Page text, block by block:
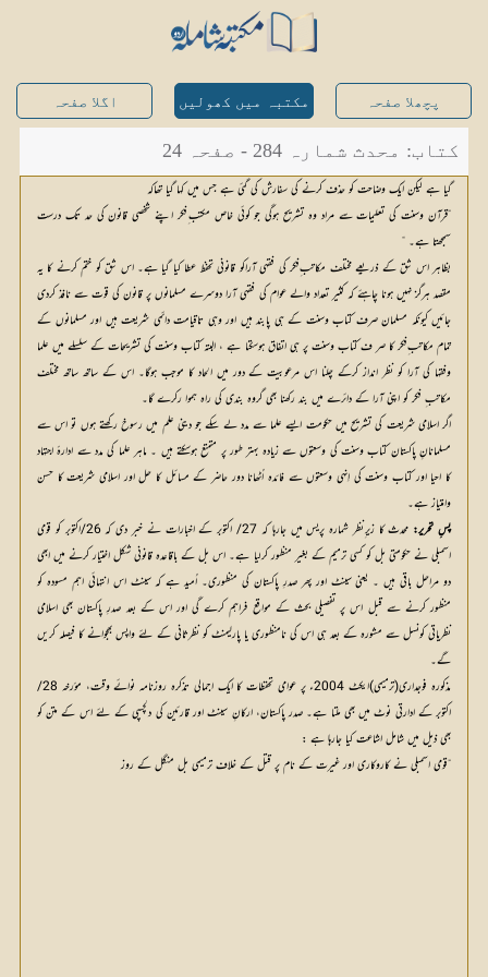
پچھلا صفحہ مکتبہ میں کھولیں اگلا صفحہ
کتاب: محدث شمارہ 284 - صفحہ 24
گیا ہے لیکن ایک وضاحت کو حذف کرنے کی سفارش کی گئی ہے جس میں کہا گیا تھاکہ
”قرآن وسنت کی تعلیمات سے مراد وہ تشریح ہوگی جو کوئی خاص مکتب ِفکر اپنے شخصی قانون کی حد تک درست
سمجھتا ہے۔ “
بظاہر اس شق کے ذریعے مختلف مکاتب ِفکر کی فقہی آراکو قانونی تحفظ عطا کیا گیا ہے۔ اس شق کو ختم کرنے کا یہ
مقصد ہرگز نہیں ہونا چاہئے کہ کثیر تعداد والے عوام کی فقہی آرا دوسرے مسلمانوں پر قانون کی قوت سے نافذ کردی
جائیں کیونکہ مسلمان صرف کتاب وسنت کے ہی پابند ہیں اور وہی تاقیامت دائمی شریعت ہیں اور مسلمانوں کے
تمام مکاتب ِفکر کا صر ف کتاب وسنت پر ہی اتفاق ہوسکتا ہے ، البتہ کتاب وسنت کی تشریحات کے سلسلے میں علما
وفقہا کی آرا کو نظر انداز کرکے چلنا اس مرعوبیت کے دور میں الحاد کا موجب ہوگا۔ اس کے ساتھ ساتھ مختلف
مکاتب ِ فکر کو اپنی آرا کے دائرے میں بند رکھنا بھی گروہ بندی کی راہ ہموا رکرے گا۔
اگر اسلامی شریعت کی تشریح میں حکومت ایسے علما سے مدد لے سکے جو دینی علم میں رسوخ رکھتے ہوں تو اس سے
مسلمانانِ پاکستان کتاب وسنت کی وسعتوں سے زیادہ بہتر طور پر متمتع ہوسکتے ہیں ۔ ماہر علما کی مدد سے ادارۂ اجتہاد
کا احیا اور کتاب وسنت کی اِنہی وسعتوں سے فائدہ اُٹھانا دور حاضر کے مسائل کا حل اور اسلامی شریعت کا حسن
وامتیاز ہے۔
پسِ تحریر:
گے۔
مذکورہ فوجداری(ترمیمی)ایکٹ 2004ء پر عوامی تحفظات کا ایک اجمالی تذکرہ روزنامہ نوائے وقت، موٴرخہ 28/
اکتوبر کے ادارتی نوٹ میں بھی ملتا ہے۔ صدر پاکستان، ارکانِ سینٹ اور قارئین کی دلچسپی کے لئے اس کے متن کو
بھی ذیل میں شامل اشاعت کیا جارہا ہے :
”قومی اسمبلی نے کاروکاری اور غیرت کے نام پر قتل کے خلاف ترمیمی بل منگل کے روز